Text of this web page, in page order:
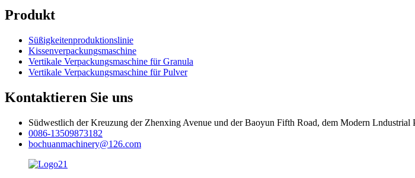
Produkt
Süßigkeitenproduktionslinie
Kissenverpackungsmaschine
Vertikale Verpackungsmaschine für Granula
Vertikale Verpackungsmaschine für Pulver
Kontaktieren Sie uns
Südwestlich der Kreuzung der Zhenxing Avenue und der Baoyun Fifth Road, dem Modern
0086-13509873182
bochuanmachinery@126.com